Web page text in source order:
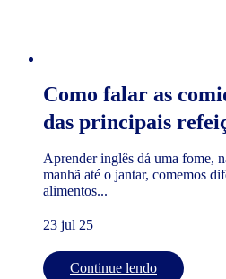
Como falar as
das principais
Aprender inglês dá uma fome,
manhã até o jantar, comemos
alimentos...
23 jul 25
Continue lendo